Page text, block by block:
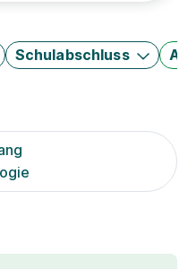
Schulabschluss